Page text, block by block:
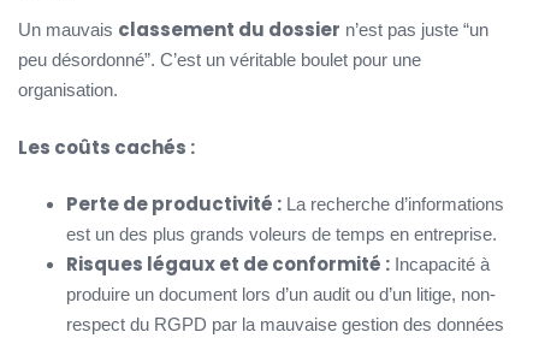
Un mauvais classement du dossier n’est pas juste “un
peu désordonné”. C’est un véritable boulet pour une
organisation.
Les coûts cachés :
Perte de productivité : La recherche d’informations
est un des plus grands voleurs de temps en entreprise.
Risques légaux et de conformité : Incapacité à
produire un document lors d’un audit ou d’un litige, non-
respect du RGPD par la mauvaise gestion des données